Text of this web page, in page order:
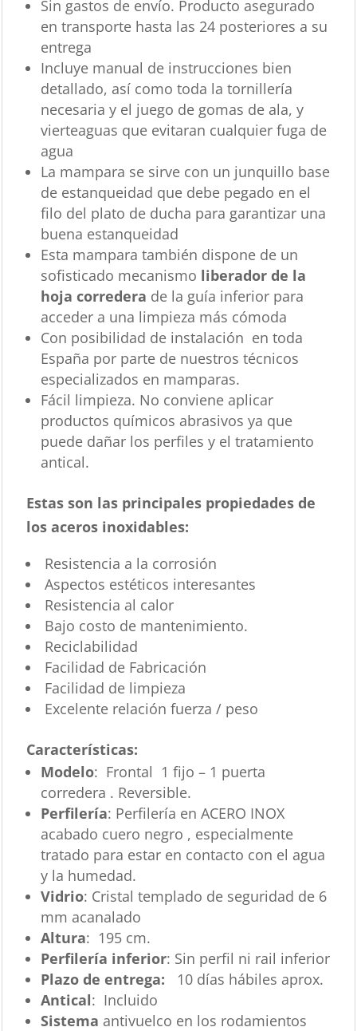
Sin gastos de envío. Producto asegurado
en transporte hasta las 24 posteriores a su
entrega
Incluye manual de instrucciones bien
detallado, así como toda la tornillería
necesaria y el juego de gomas de ala, y
vierteaguas que evitaran cualquier fuga de
agua
La mampara se sirve con un junquillo base
de estanqueidad que debe pegado en el
filo del plato de ducha para garantizar una
buena estanqueidad
Esta mampara también dispone de un
sofisticado mecanismo liberador de la
hoja corredera de la guía inferior para
acceder a una limpieza más cómoda
Con posibilidad de instalación en toda
España por parte de nuestros técnicos
especializados en mamparas.
Fácil limpieza. No conviene aplicar
productos químicos abrasivos ya que
puede dañar los perfiles y el tratamiento
antical.
Estas son las principales propiedades de
los aceros inoxidables:
Resistencia a la corrosión
Aspectos estéticos interesantes
Resistencia al calor
Bajo costo de mantenimiento.
Reciclabilidad
Facilidad de Fabricación
Facilidad de limpieza
Excelente relación fuerza / peso
Características:
Modelo: Frontal 1 fijo – 1 puerta
corredera . Reversible.
Perfilería: Perfilería en ACERO INOX
acabado cuero negro , especialmente
tratado para estar en contacto con el agua
y la humedad.
Vidrio: Cristal templado de seguridad de 6
mm acanalado
Altura: 195 cm.
Perfilería inferior: Sin perfil ni rail inferior
Plazo de entrega: 10 días hábiles aprox.
Antical: Incluido
Sistema antivuelco en los rodamientos